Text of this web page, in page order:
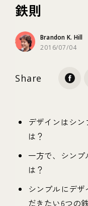
鉄則
Brandon K. Hill
2016/07/04
Share
デザインはシ
は？
一方で、シン
は？
シンプルにデ
だきたい6つの